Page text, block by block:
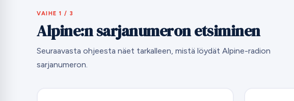
VAIHE 1 / 3
Alpine:n sarjanumeron etsiminen
Seuraavasta ohjeesta näet tarkalleen, mistä löydät Alpine-radion
sarjanumeron.